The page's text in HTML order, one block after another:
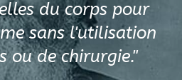
du corps pour
sans l'utilisation
ou de chirurgie."